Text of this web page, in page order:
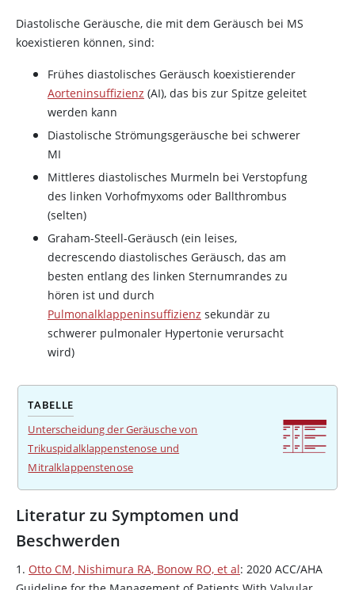
Diastolische Geräusche, die mit dem Geräusch bei MS
koexistieren können, sind:
Frühes diastolisches Geräusch koexistierender
Aorteninsuffizienz (AI), das bis zur Spitze geleitet
werden kann
Diastolische Strömungsgeräusche bei schwerer
MI
Mittleres diastolisches Murmeln bei Verstopfung
des linken Vorhofmyxoms oder Ballthrombus
(selten)
Graham-Steell-Geräusch (ein leises,
decrescendo diastolisches Geräusch, das am
besten entlang des linken Sternumrandes zu
hören ist und durch
Pulmonalklappeninsuffizienz sekundär zu
schwerer pulmonaler Hypertonie verursacht
wird)
TABELLE
Unterscheidung der Geräusche von
Trikuspidalklappenstenose und
Mitralklappenstenose
Literatur zu Symptomen und
Beschwerden
1. Otto CM, Nishimura RA, Bonow RO, et al: 2020 ACC/AHA